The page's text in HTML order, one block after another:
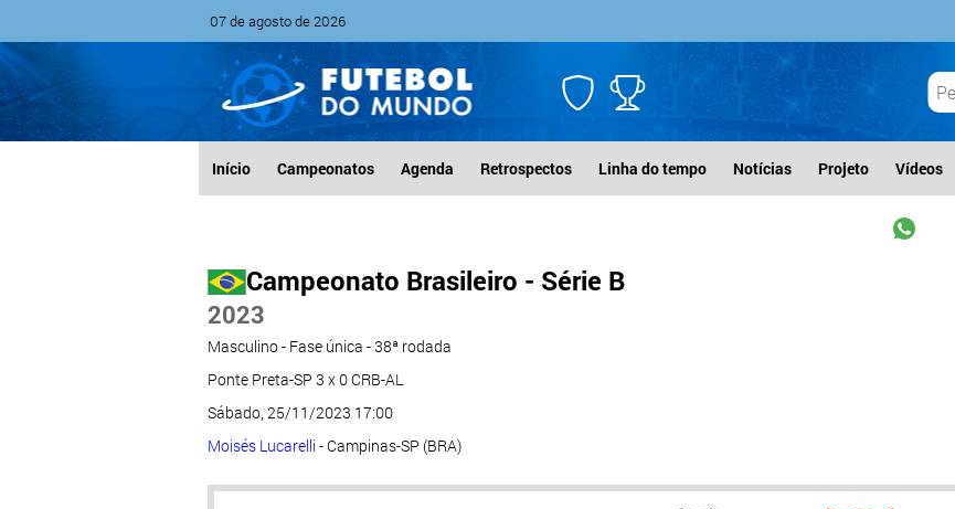
07 de agosto de 2026
Início Campeonatos Agenda Retrospectos Linha do tempo Notícias Projeto Vídeos
Campeonato Brasileiro - Série B
2023
Masculino - Fase única - 38ª rodada
Ponte Preta-SP 3 x 0 CRB-AL
Sábado, 25/11/2023 17:00
Moisés Lucarelli - Campinas-SP (BRA)